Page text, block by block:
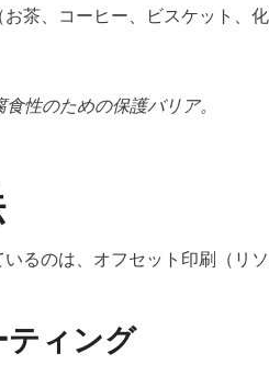
お茶、コーヒー、ビスケット、
性のための保護バリア。
るのは、オフセット印刷（リ
ィング